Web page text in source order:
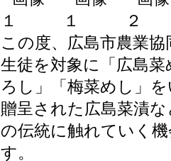
この度、広島市農業
生徒を対象に「広島
ろし」「梅菜めし」
贈呈された広島菜漬
の伝統に触れていく
す。